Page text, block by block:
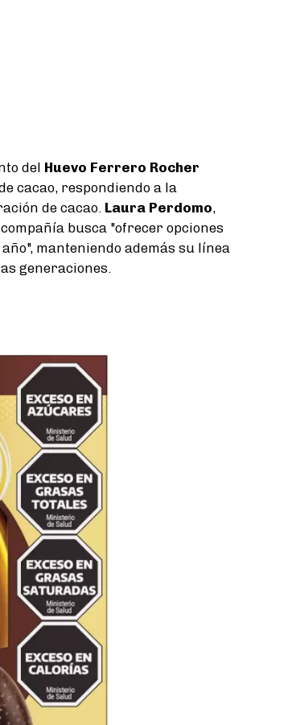
del Huevo Ferrero Rocher
cacao, respondiendo a la
de cacao. Laura Perdomo,
busca "ofrecer opciones
manteniendo además su línea
generaciones.